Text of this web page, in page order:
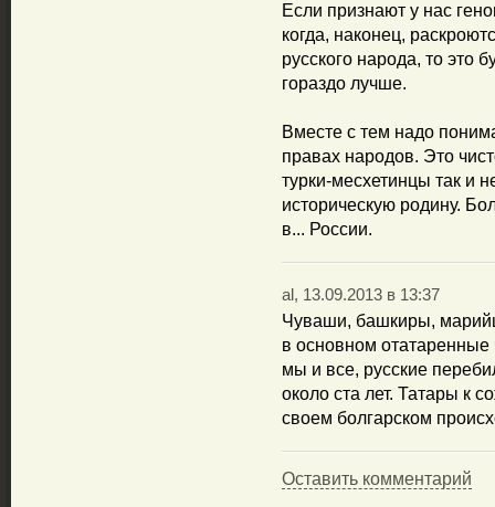
Если признают у нас
когда, наконец,
русского народа, то это
гораздо лучше.
Вместе с тем надо
правах народов. Это
турки-месхетинцы так и
историческую родину.
в... России.
al, 13.09.2013 в 13:37
Чуваши, башкиры,
в основном
мы и все, русские
около ста лет. Татары к
своем болгарском
Оставить комментарий